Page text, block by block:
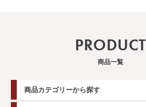
PRODUCT
商品一覧
商品カテゴリーから探す